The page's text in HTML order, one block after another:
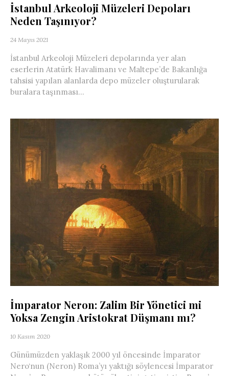
İstanbul Arkeoloji Müzeleri Depoları
Neden Taşınıyor?
24 Mayıs 2021
İstanbul Arkeoloji Müzeleri depolarında yer alan
eserlerin Atatürk Havalimanı ve Maltepe’de Bakanlığa
tahsisi yapılan alanlarda depo müzeler oluşturularak
buralara taşınması...
İmparator Neron: Zalim Bir Yönetici mi
Yoksa Zengin Aristokrat Düşmanı mı?
10 Kasım 2020
Günümüzden yaklaşık 2000 yıl öncesinde İmparator
Nero‘nun (Neron) Roma’yı yaktığı söylencesi İmparator